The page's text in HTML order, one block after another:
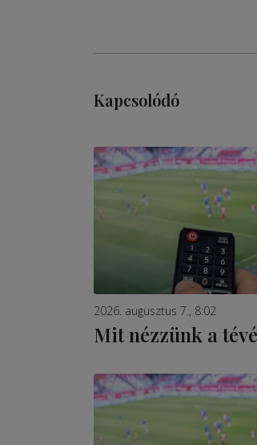
Kapcsolódó
2026. augusztus 7., 8:02
Mit nézzünk a